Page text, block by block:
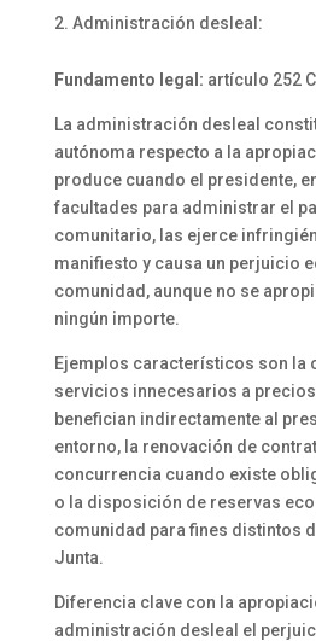
Administración desleal:
Fundamento legal: artículo 252
La administración desleal
autónoma respecto a la
produce cuando el presidente,
facultades para administrar el
comunitario, las ejerce
manifiesto y causa un perjuicio
comunidad, aunque no se
ningún importe.
Ejemplos característicos son la
servicios innecesarios a
benefician indirectamente al
entorno, la renovación de
concurrencia cuando existe
o la disposición de reservas
comunidad para fines distintos
Junta.
Diferencia clave con la
administración desleal el